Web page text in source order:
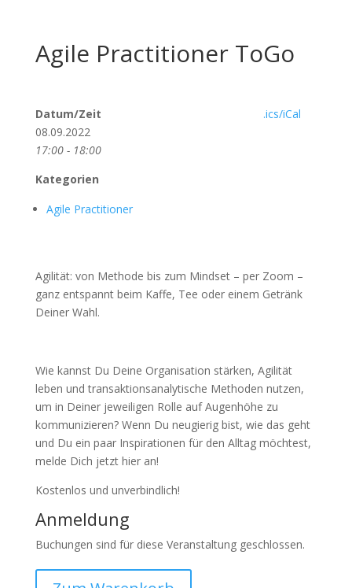
Agile Practitioner ToGo
.ics/iCal
Datum/Zeit
08.09.2022
17:00 - 18:00
Kategorien
Agile Practitioner
Agilität: von Methode bis zum Mindset – per Zoom –
ganz entspannt beim Kaffe, Tee oder einem Getränk
Deiner Wahl.
Wie kannst Du Deine Organisation stärken, Agilität
leben und transaktionsanalytische Methoden nutzen,
um in Deiner jeweiligen Rolle auf Augenhöhe zu
kommunizieren? Wenn Du neugierig bist, wie das geht
und Du ein paar Inspirationen für den Alltag möchtest,
melde Dich jetzt hier an!
Kostenlos und unverbindlich!
Anmeldung
Buchungen sind für diese Veranstaltung geschlossen.